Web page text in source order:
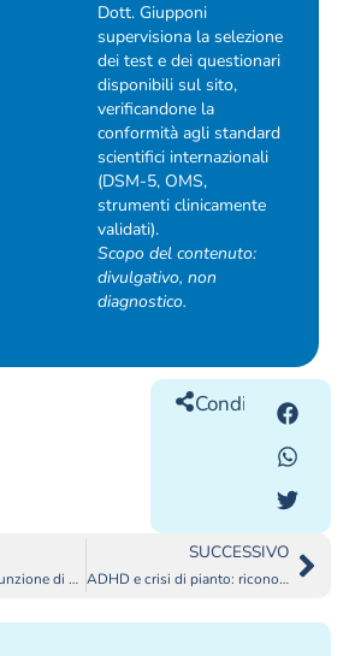
Dott. Giupponi
supervisiona la selezione
dei test e dei questionari
disponibili sul sito,
verificandone la
conformità agli standard
scientifici internazionali
(DSM-5, OMS,
strumenti clinicamente
validati).
Scopo del contenuto:
divulgativo, non
diagnostico.
Condividilo
Interrompere l’assunzione di un ansiolitico: si può fare?
SUCCESSIVO
ADHD e crisi di pianto: riconoscerle e affrontarle